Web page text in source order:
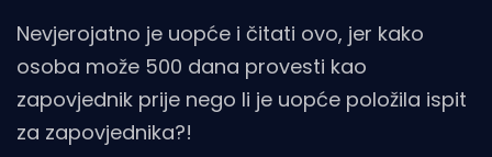
Nevjerojatno je uopće i čitati ovo, jer kako
osoba može 500 dana provesti kao
zapovjednik prije nego li je uopće položila ispit
za zapovjednika?!